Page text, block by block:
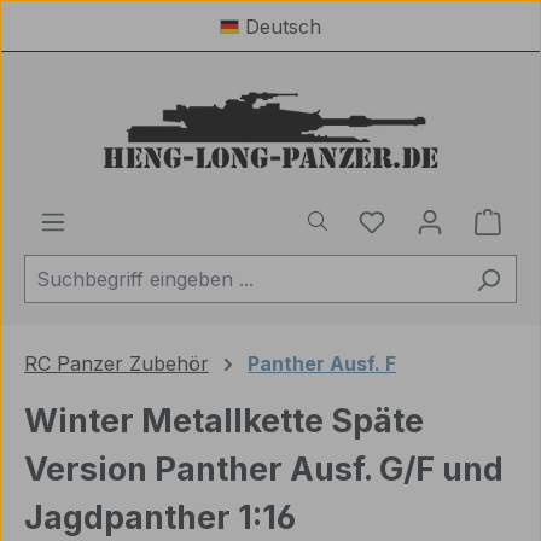
Zum Hauptinhalt springenDeutsch
Du hast 0
RC Panzer Zubehör Panther Ausf. F
Winter Metallkette Späte
Version Panther Ausf. G/F und
Jagdpanther 1:16